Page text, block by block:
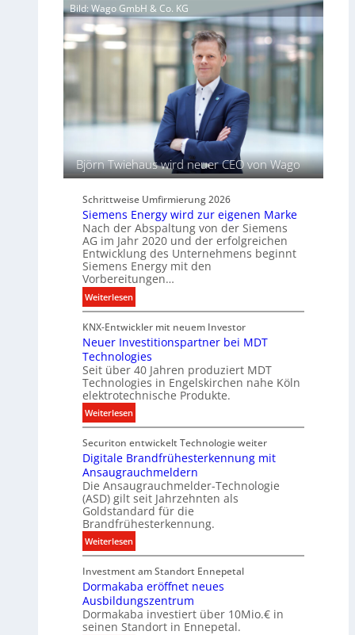
d
e
l
t
L
t
n
d
e
l
e
u
c
h
t
u
s
t
e
c
h
n
i
k
ü
s
s
e
g
i
a
l
e
P
r
o
d
u
k
t
d
a
t
e
n
Bild: Wago GmbH & Co. KG
Björn Twiehaus wird neuer CEO von Wago
Schrittweise Umfirmierung 2026
Siemens Energy wird zur eigenen Marke
Nach der Abspaltung von der Siemens
AG im Jahr 2020 und der erfolgreichen
Entwicklung des Unternehmens beginnt
Siemens Energy mit den
Vorbereitungen…
Weiterlesen:
S
i
e
m
e
n
s
E
n
e
r
g
y
w
i
d
z
u
r
e
i
KNX-Entwickler mit neuem Investor
Neuer Investitionspartner bei MDT
Technologies
Seit über 40 Jahren produziert MDT
Technologies in Engelskirchen nahe Köln
elektrotechnische Produkte.
Weiterlesen:
N
e
u
e
r
I
n
v
e
t
i
t
i
Securiton entwickelt Technologie weiter
Digitale Brandfrühesterkennung mit
Ansaugrauchmeldern
Die Ansaugrauchmelder-Technologie
(ASD) gilt seit Jahrzehnten als
Goldstandard für die
Brandfrühesterkennung.
Weiterlesen:
D
i
g
i
t
a
Investment am Standort Ennepetal
Dormakaba eröffnet neues
Ausbildungszentrum
Dormakaba investiert über 10Mio.€ in
seinen Standort in Ennepetal.